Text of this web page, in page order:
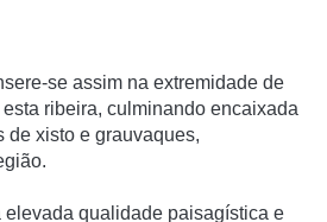
se assim na extremidade de
ribeira, culminando encaixada
de xisto e grauvaques,
elevada qualidade paisagística e